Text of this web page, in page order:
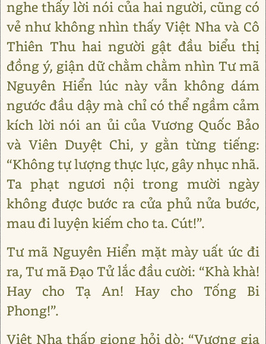
nghe thấy lời nói của hai người, cũng có
vẻ như không nhìn thấy Việt Nha và Cô
Thiên Thu hai người gật đầu biểu thị
đồng ý, giận dữ chằm chằm nhìn Tư mã
Nguyên Hiển lúc này vẫn không dám
ngước đầu dậy mà chỉ có thể ngầm cảm
kích lời nói an ủi của Vương Quốc Bảo
và Viên Duyệt Chi, y gằn từng tiếng:
“Không tự lượng thực lực, gây nhục nhã.
Ta phạt ngươi nội trong mười ngày
không được bước ra cửa phủ nửa bước,
mau đi luyện kiếm cho ta. Cút!”.
Tư mã Nguyên Hiển mặt mày uất ức đi
ra, Tư mã Đạo Tử lắc đầu cười: “Khà khà!
Hay cho Tạ An! Hay cho Tống Bi
Phong!”.
Việt Nha thấp giọng hỏi dò: “Vương gia